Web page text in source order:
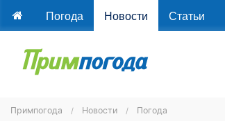
Погода Новости Статьи
Примпогода Новости Погода